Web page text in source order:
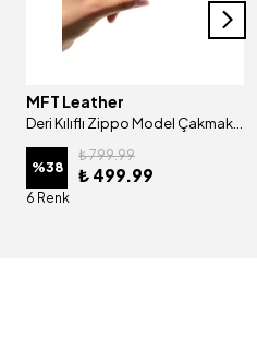
MFT Leather
%38
₺ 799.99
₺ 499.99
6 Renk